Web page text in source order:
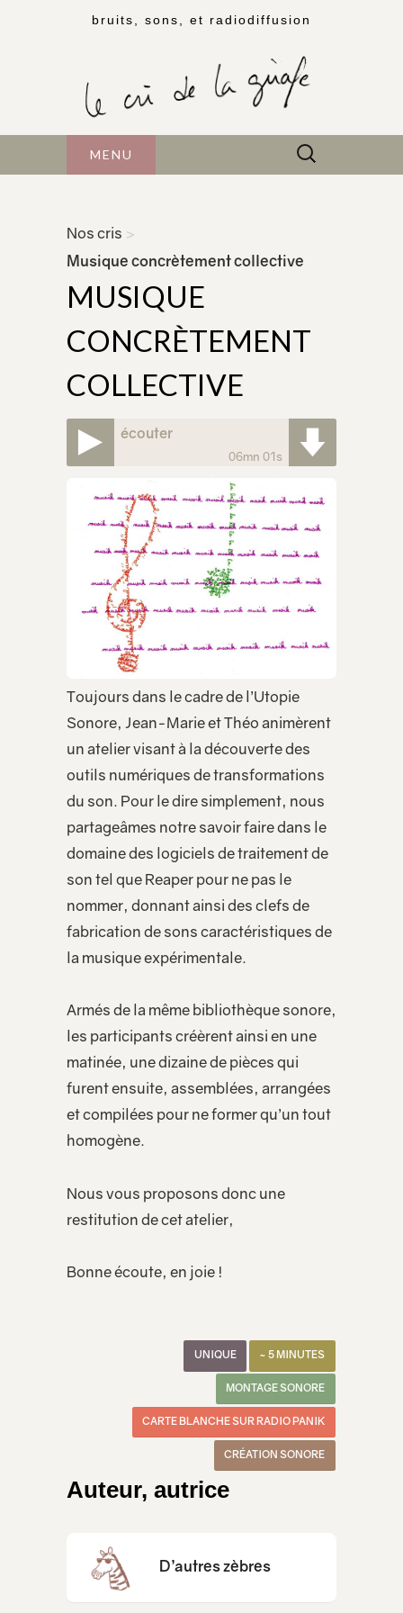
bruits, sons, et radiodiffusion
MENU Rechercher :
Nos cris >
Musique concrètement collective
MUSIQUE
CONCRÈTEMENT
COLLECTIVE
écouter
06mn 01s
Toujours dans le cadre de l’Utopie
Sonore, Jean-Marie et Théo animèrent
un atelier visant à la découverte des
outils numériques de transformations
du son. Pour le dire simplement, nous
partageâmes notre savoir faire dans le
domaine des logiciels de traitement de
son tel que Reaper pour ne pas le
nommer, donnant ainsi des clefs de
fabrication de sons caractéristiques de
la musique expérimentale.
Armés de la même bibliothèque sonore,
les participants créèrent ainsi en une
matinée, une dizaine de pièces qui
furent ensuite, assemblées, arrangées
et compilées pour ne former qu’un tout
homogène.
Nous vous proposons donc une
restitution de cet atelier,
Bonne écoute, en joie !
~ 5 MINUTES
UNIQUE
MONTAGE SONORE
CARTE BLANCHE SUR RADIO PANIK
CRÉATION SONORE
Auteur, autrice
D’autres zèbres